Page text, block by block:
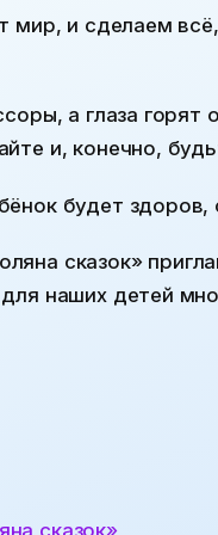
мир, и сделаем
а глаза горят
и, конечно,
будет здоров,
сказок»
наших детей